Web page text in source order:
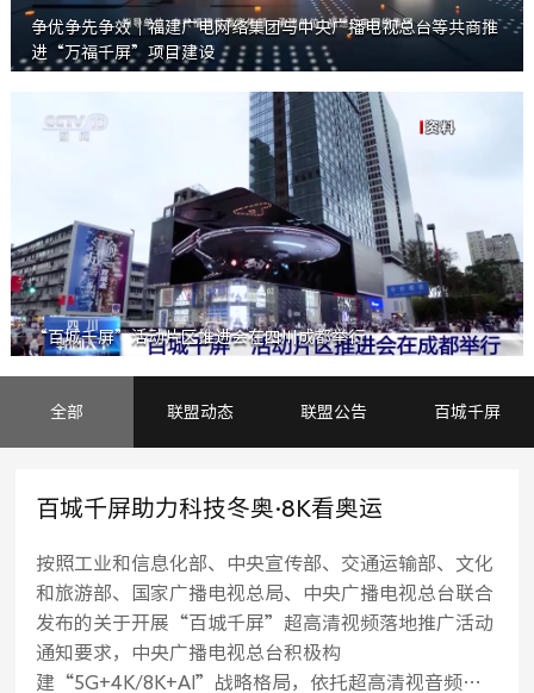
争优争先争效｜福建广电网络集团与中央广播电视总台等共商推
进“万福千屏”项目建设
“百城千屏”活动片区推进会在四川成都举行
全部 联盟动态 联盟公告 百城千屏
百城千屏助力科技冬奥·8K看奥运
按照工业和信息化部、中央宣传部、交通运输部、文化
和旅游部、国家广播电视总局、中央广播电视总台联合
发布的关于开展“百城千屏”超高清视频落地推广活动
通知要求，中央广播电视总台积极构
建“5G+4K/8K+AI”战略格局，依托超高清视音频制